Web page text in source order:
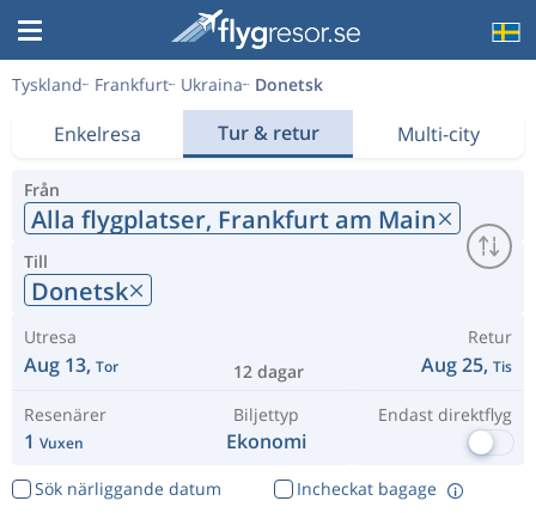
Tyskland Frankfurt Ukraina Donetsk
Enkelresa Tur & retur Multi-city
Från
Alla flygplatser, Frankfurt am Main
Till
Donetsk
Utresa
Aug 13, Tor 12 dagar
Retur
Aug 25, Tis
Resenärer
1 Vuxen
Biljettyp
Ekonomi
Endast direktflyg
Sök närliggande datum
Incheckat bagage